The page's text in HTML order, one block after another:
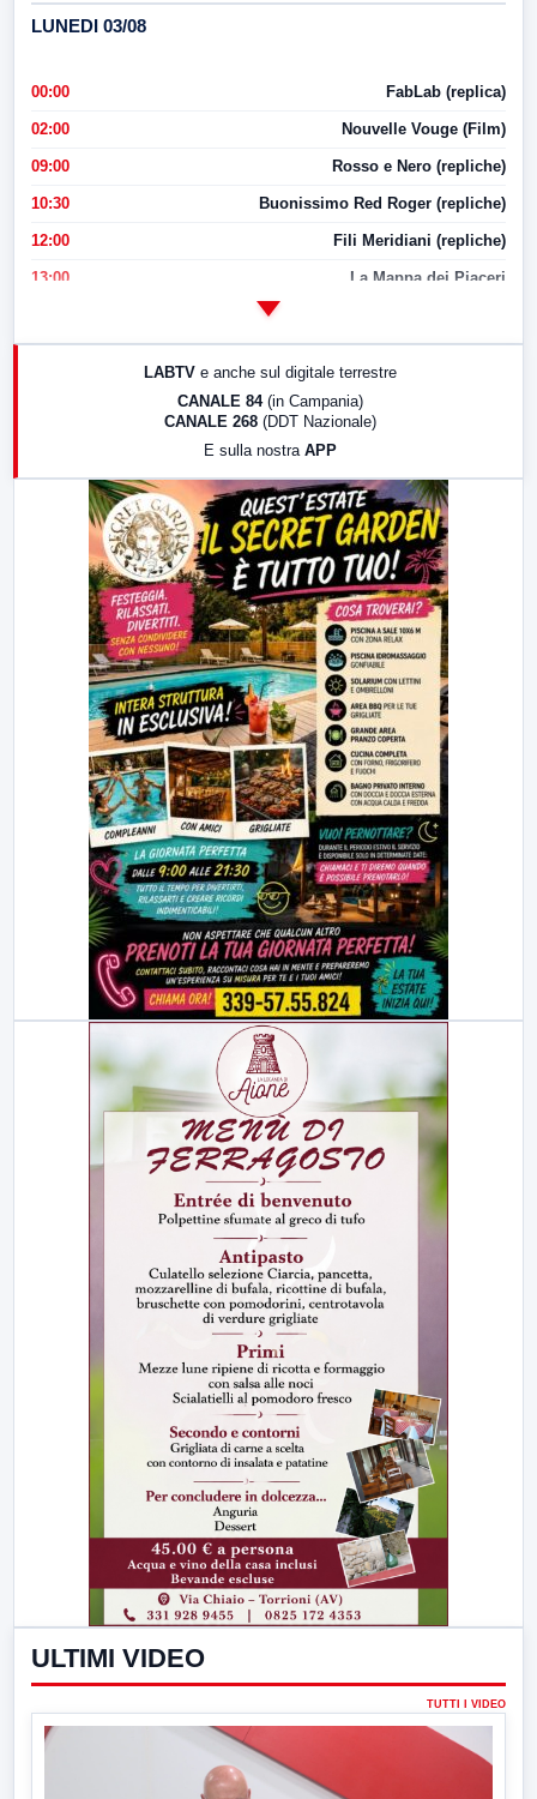
LUNEDI 03/08
00:00 FabLab (replica)
02:00 Nouvelle Vouge (Film)
09:00 Rosso e Nero (repliche)
10:30 Buonissimo Red Roger (repliche)
12:00 Fili Meridiani (repliche)
13:00 La Mappa dei Piaceri
LabNews (replica)
LABTV e anche sul digitale terrestre
CANALE 84 (in Campania)
CANALE 268 (DDT Nazionale)
E sulla nostra APP
ULTIMI VIDEO
TUTTI I VIDEO